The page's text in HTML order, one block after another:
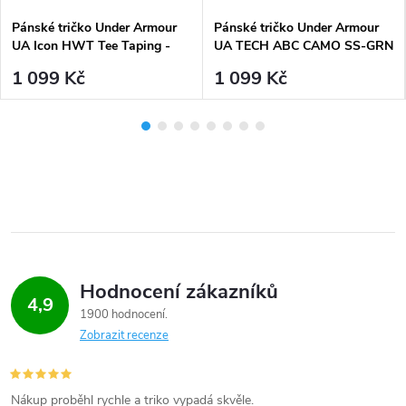
Pánské tričko Under Armour
UA Icon HWT Tee Taping -
1 099 Kč
Pánské tričko Under Armour
UA TECH ABC CAMO SS-GRN
1 099 Kč
4,9 Hodnocení zákazníků
1900 hodnocení
Zobrazit recenze
Nákup proběhl rychle a triko vypadá skvěle.